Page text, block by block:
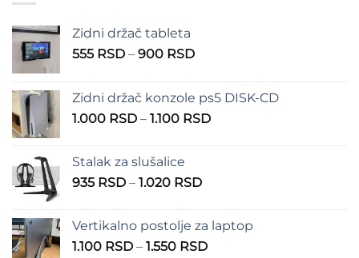
Zidni držač tableta
555 RSD – 900 RSDRaspon
555 RSD
do
Zidni držač konzole ps5 DISK-CD
1.000 RSD – 1.100 RSDRaspon
Stalak za slušalice
935 RSD – 1.020 RSDRaspon
935 RSD
do
Vertikalno postolje za laptop
1.100 RSD – 1.550 RSDRaspon